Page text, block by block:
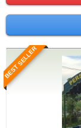
BEST SELLER